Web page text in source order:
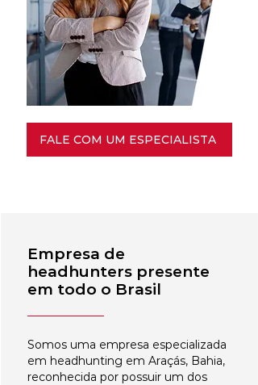
FALE COM UM ESPECIALISTA
Empresa de
headhunters presente
em todo o Brasil
Somos uma empresa especializada
em headhunting em Araçás, Bahia,
reconhecida por possuir um dos